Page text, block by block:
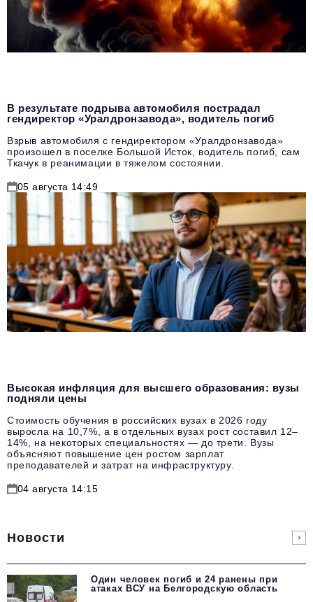
В результате подрыва автомобиля пострадал
гендиректор «Уралдронзавода», водитель погиб
Взрыв автомобиля с гендиректором «Уралдронзавода»
произошел в поселке Большой Исток, водитель погиб, сам
Ткачук в реанимации в тяжелом состоянии.
05 августа 14:49
Высокая инфляция для высшего образования: вузы
подняли цены
Стоимость обучения в российских вузах в 2026 году
выросла на 10,7%, а в отдельных вузах рост составил 12–
14%, на некоторых специальностях — до трети. Вузы
объясняют повышение цен ростом зарплат
преподавателей и затрат на инфраструктуру.
04 августа 14:15
Новости
Один человек погиб и 24 ранены при
атаках ВСУ на Белгородскую область